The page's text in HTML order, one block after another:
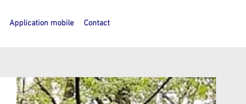
Application mobile Contact